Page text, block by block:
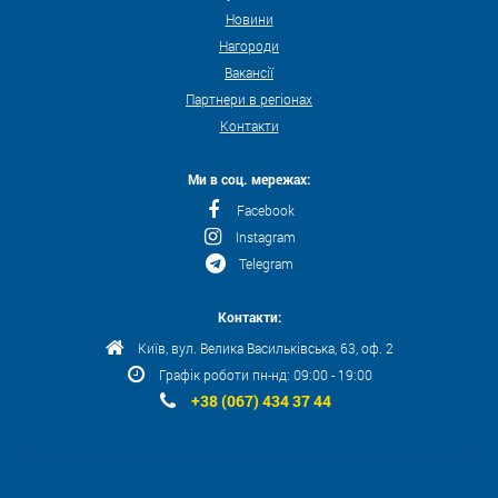
Новини
Нагороди
Вакансії
Партнери в регіонах
Контакти
Ми в соц. мережах:
Facebook
Instagram
Telegram
Контакти:
Київ, вул. Велика Васильківська, 63, оф. 2
Графік роботи пн-нд: 09:00 - 19:00
+38 (067) 434 37 44